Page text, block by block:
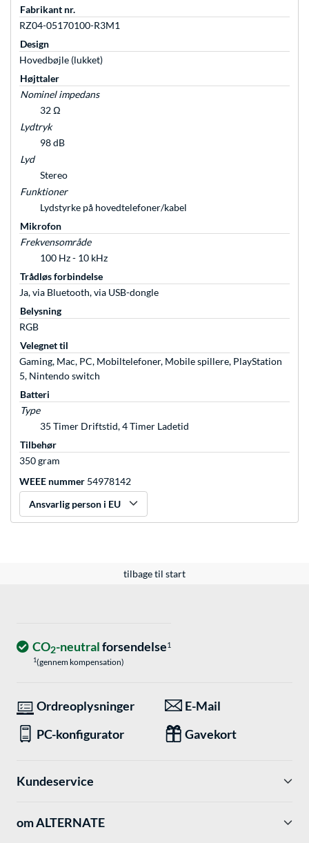
Fabrikant nr.
RZ04-05170100-R3M1
Design
Hovedbøjle (lukket)
Højttaler
Nominel impedans
32 Ω
Lydtryk
98 dB
Lyd
Stereo
Funktioner
Lydstyrke på hovedtelefoner/kabel
Mikrofon
Frekvensområde
100 Hz - 10 kHz
Trådløs forbindelse
Ja, via Bluetooth, via USB-dongle
Belysning
RGB
Velegnet til
Gaming, Mac, PC, Mobiltelefoner, Mobile spillere, PlayStation
5, Nintendo switch
Batteri
Type
35 Timer Driftstid, 4 Timer Ladetid
Tilbehør
350 gram
WEEE nummer 54978142
Ansvarlig person i EU
tilbage til start
CO2-neutralforsendelse1
1(gennem kompensation)
Ordreoplysninger
E-Mail
PC-konfigurator
Gavekort
Kundeservice
om ALTERNATE